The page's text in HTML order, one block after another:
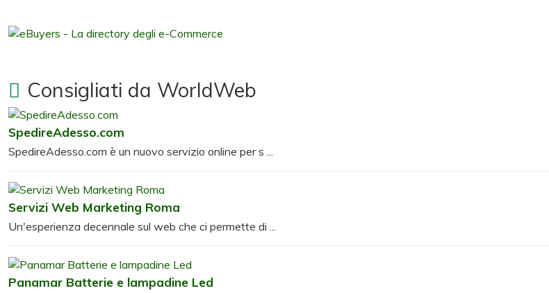
Consigliati da WorldWeb
SpedireAdesso.com
SpedireAdesso.com è un nuovo servizio online per s ...
Servizi Web Marketing Roma
Un'esperienza decennale sul web che ci permette di ...
Panamar Batterie e lampadine Led